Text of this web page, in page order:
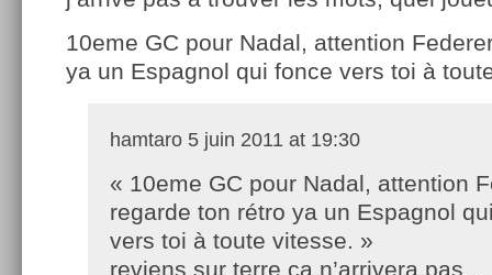
10eme GC pour Nadal, attention
ya un Espagnol qui fonce vers toi à
hamtaro 5 juin 2011 at 19:30
« 10eme GC pour Nadal, attention
regarde ton rétro ya un Espagnol
vers toi à toute vitesse. »
reviens sur terre ça n’arrivera pas…